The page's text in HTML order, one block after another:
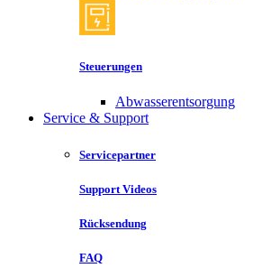
Steuerungen
Abwasserentsorgung
Service & Support
Servicepartner
Support Videos
Rücksendung
FAQ